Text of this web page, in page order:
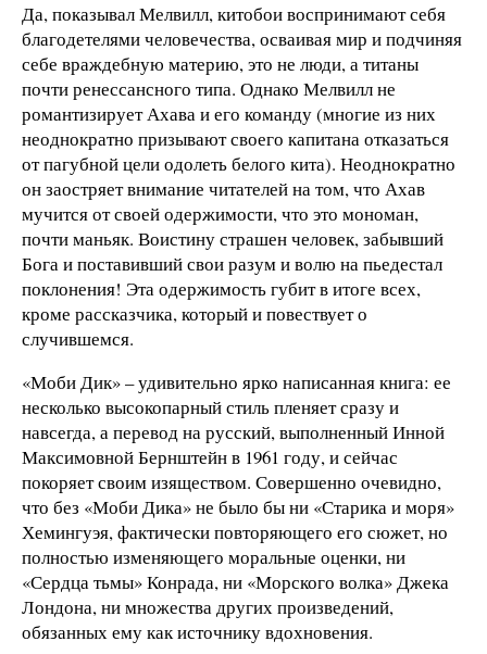
Да, показывал Мелвилл, китобои воспринимают себя
благодетелями человечества, осваивая мир и подчиняя
себе враждебную материю, это не люди, а титаны
почти ренессансного типа. Однако Мелвилл не
романтизирует Ахава и его команду (многие из них
неоднократно призывают своего капитана отказаться
от пагубной цели одолеть белого кита). Неоднократно
он заостряет внимание читателей на том, что Ахав
мучится от своей одержимости, что это мономан,
почти маньяк. Воистину страшен человек, забывший
Бога и поставивший свои разум и волю на пьедестал
поклонения! Эта одержимость губит в итоге всех,
кроме рассказчика, который и повествует о
случившемся.
«Моби Дик» – удивительно ярко написанная книга: ее
несколько высокопарный стиль пленяет сразу и
навсегда, а перевод на русский, выполненный Инной
Максимовной Бернштейн в 1961 году, и сейчас
покоряет своим изяществом. Совершенно очевидно,
что без «Моби Дика» не было бы ни «Старика и моря»
Хемингуэя, фактически повторяющего его сюжет, но
полностью изменяющего моральные оценки, ни
«Сердца тьмы» Конрада, ни «Морского волка» Джека
Лондона, ни множества других произведений,
обязанных ему как источнику вдохновения.